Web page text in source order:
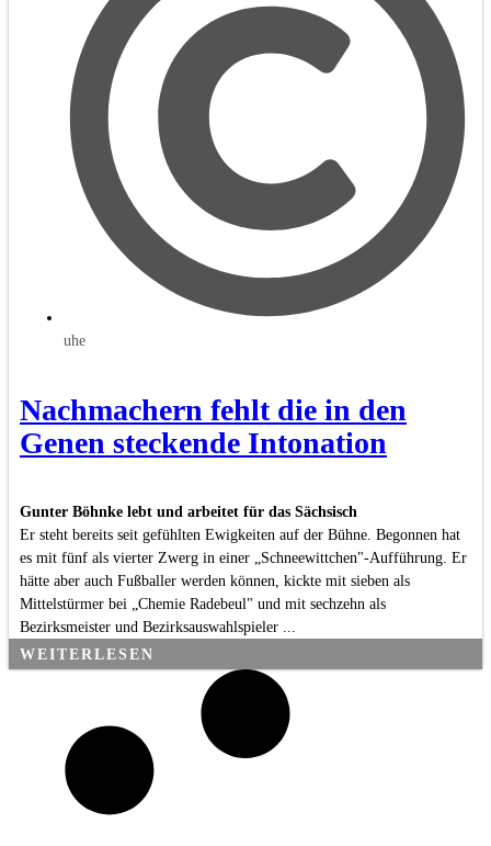
uhe
Nachmachern fehlt die in den
Genen steckende Intonation
Gunter Böhnke lebt und arbeitet für das Sächsisch
Er steht bereits seit gefühlten Ewigkeiten auf der Bühne. Begonnen hat
es mit fünf als vierter Zwerg in einer „Schneewittchen"-Aufführung. Er
hätte aber auch Fußballer werden können, kickte mit sieben als
Mittelstürmer bei „Chemie Radebeul" und mit sechzehn als
Bezirksmeister und Bezirksauswahlspieler ...
WEITERLESEN